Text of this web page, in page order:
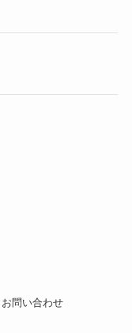
お問い合わせ